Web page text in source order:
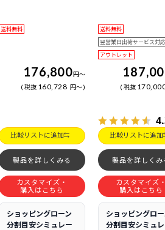
送料無料
176,800円～
税抜 160,728 円～
比較リストに追加
製品を詳しくみる
カスタマイズ・
購入はこちら
ショッピングローン
分割目安シミュレー
送料無料
翌営業日出荷サービス対応
アウトレット
税抜
比較リストに追加
製品を詳しくみ
カスタマイズ
購入はこちら
ショッピングロ
分割目安シミュ